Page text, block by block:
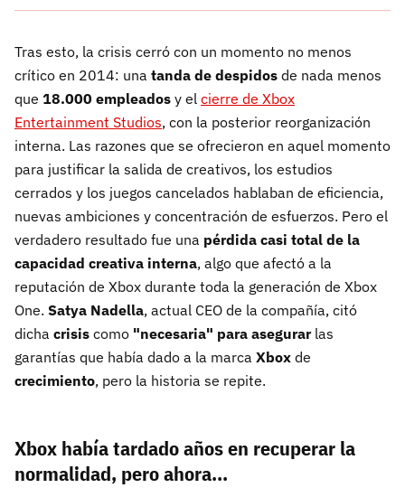
Tras esto, la crisis cerró con un momento no menos
crítico en 2014: una tanda de despidos de nada menos
que 18.000 empleados y el cierre de Xbox
Entertainment Studios, con la posterior reorganización
interna. Las razones que se ofrecieron en aquel momento
para justificar la salida de creativos, los estudios
cerrados y los juegos cancelados hablaban de eficiencia,
nuevas ambiciones y concentración de esfuerzos. Pero el
verdadero resultado fue una pérdida casi total de la
capacidad creativa interna, algo que afectó a la
reputación de Xbox durante toda la generación de Xbox
One. Satya Nadella, actual CEO de la compañía, citó
dicha crisis como "necesaria" para asegurarlas
garantías que había dado a la marca Xbox de
crecimiento, pero la historia se repite.
Xbox había tardado años en recuperar la
normalidad, pero ahora...